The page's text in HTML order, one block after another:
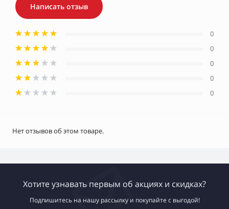
Написать отзыв
0
0
0
0
0
Нет отзывов об этом товаре.
Хотите узнавать первым об акциях и скидках?
Подпишитесь на нашу рассылку и покупайте с выгодой!